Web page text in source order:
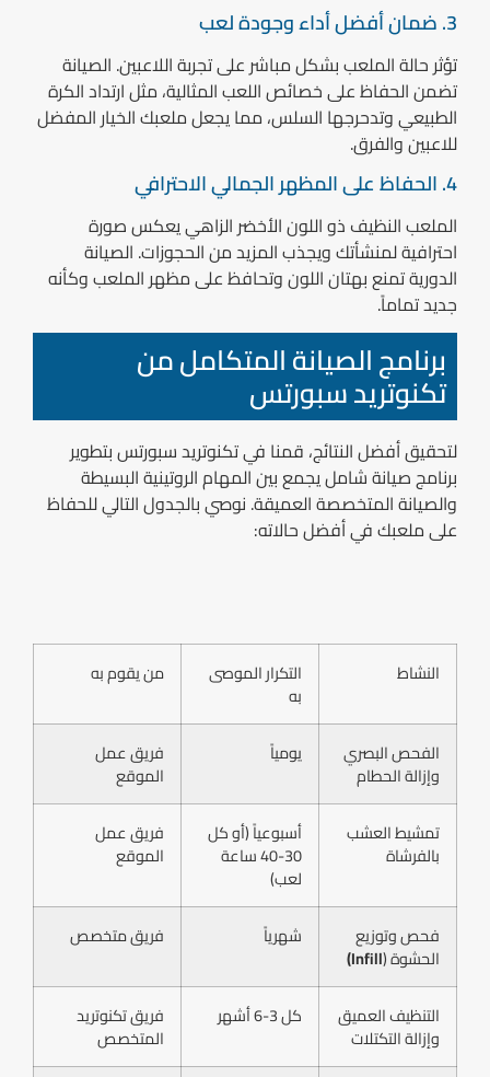
تؤثر حالة الملعب بشكل مباشر على تجربة اللاعبين. الصيانة
تضمن الحفاظ على خصائص اللعب المثالية، مثل ارتداد الكرة
الطبيعي وتدحرجها السلس، مما يجعل ملعبك الخيار المفضل
للاعبين والفرق.
الملعب النظيف ذو اللون الأخضر الزاهي يعكس صورة
احترافية لمنشأتك ويجذب المزيد من الحجوزات. الصيانة
الدورية تمنع بهتان اللون وتحافظ على مظهر الملعب وكأنه
جديد تماماً.
برنامج الصيانة المتكامل من
تكنوتريد سبورتس
لتحقيق أفضل النتائج، قمنا في تكنوتريد سبورتس بتطوير
برنامج صيانة شامل يجمع بين المهام الروتينية البسيطة
والصيانة المتخصصة العميقة. نوصي بالجدول التالي للحفاظ
على ملعبك في أفضل حالاته:
النشاط التكرار الموصى
به
من يقوم به
الفحص البصري
وإزالة الحطام
يومياً فريق عمل
الموقع
تمشيط العشب
بالفرشاة
أسبوعياً (أو كل
30-40 ساعة
لعب)
فريق عمل
الموقع
فحص وتوزيع
الحشوة (Infill)
شهرياً فريق متخصص
التنظيف العميق
وإزالة التكتلات
كل 3-6 أشهر فريق تكنوتريد
المتخصص